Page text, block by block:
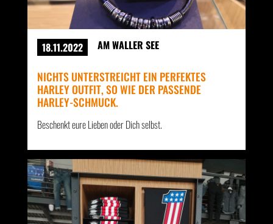
18.11.2022 AM WALLER SEE
NICHTS UNTERSTREICHT EIN PERFEKTES
HARLEY OUTFIT, SO WIE DER PASSENDE
HARLEY-SCHMUCK.
Beschenkt eure Lieben oder Dich selbst.